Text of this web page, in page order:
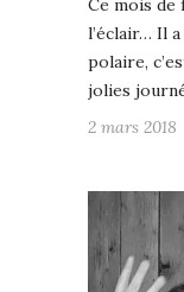
l’éclair… Il
polaire,
jolies
2 mars 2018